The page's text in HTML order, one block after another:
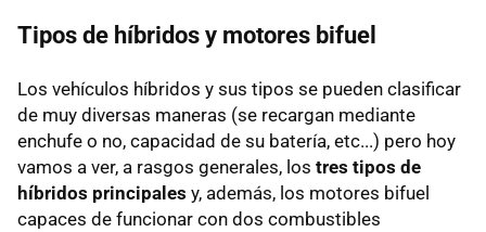
Tipos de híbridos y motores bifuel
Los vehículos híbridos y sus tipos se pueden clasificar
de muy diversas maneras (se recargan mediante
enchufe o no, capacidad de su batería, etc...) pero hoy
vamos a ver, a rasgos generales, los tres tipos de
híbridos principales y, además, los motores bifuel
capaces de funcionar con dos combustibles